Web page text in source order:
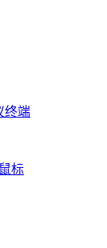
终端
标